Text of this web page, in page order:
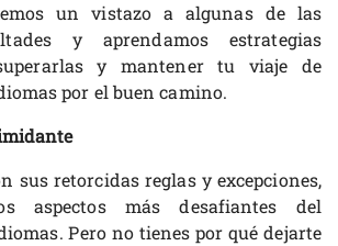
un vistazo a algunas de las
y aprendamos estrategias
y mantener tu viaje de
por el buen camino.
sus retorcidas reglas y excepciones,
aspectos más desafiantes del
Pero no tienes por qué dejarte